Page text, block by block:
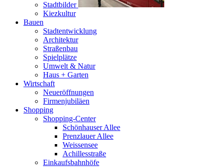
Stadtbilder
Kiezkultur
Bauen
Stadtentwicklung
Architektur
Straßenbau
Spielplätze
Umwelt & Natur
Haus + Garten
Wirtschaft
Neueröffnungen
Firmenjubiläen
Shopping
Shopping-Center
Schönhauser Allee
Prenzlauer Allee
Weissensee
Achillesstraße
Einkaufsbahnhöfe